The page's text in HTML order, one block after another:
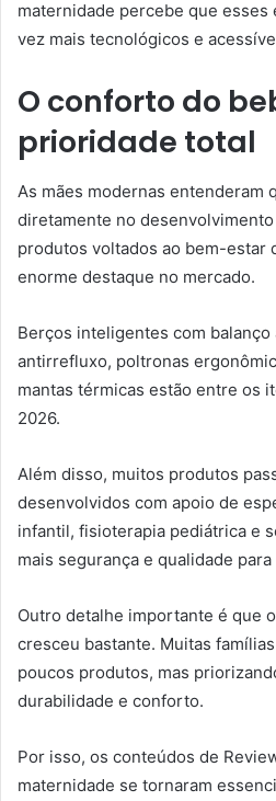
maternidade percebe que esses
vez mais tecnológicos e
O conforto do
prioridade total
As mães modernas entenderam
diretamente no
produtos voltados ao bem-estar
enorme destaque no mercado.
Berços inteligentes com
antirrefluxo, poltronas
mantas térmicas estão entre os
2026.
Além disso, muitos produtos
desenvolvidos com apoio de
infantil, fisioterapia pediátrica e
mais segurança e qualidade
Outro detalhe importante é que
cresceu bastante. Muitas
poucos produtos, mas
durabilidade e conforto.
Por isso, os conteúdos de
maternidade se tornaram